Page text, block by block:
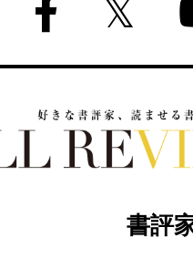
書評